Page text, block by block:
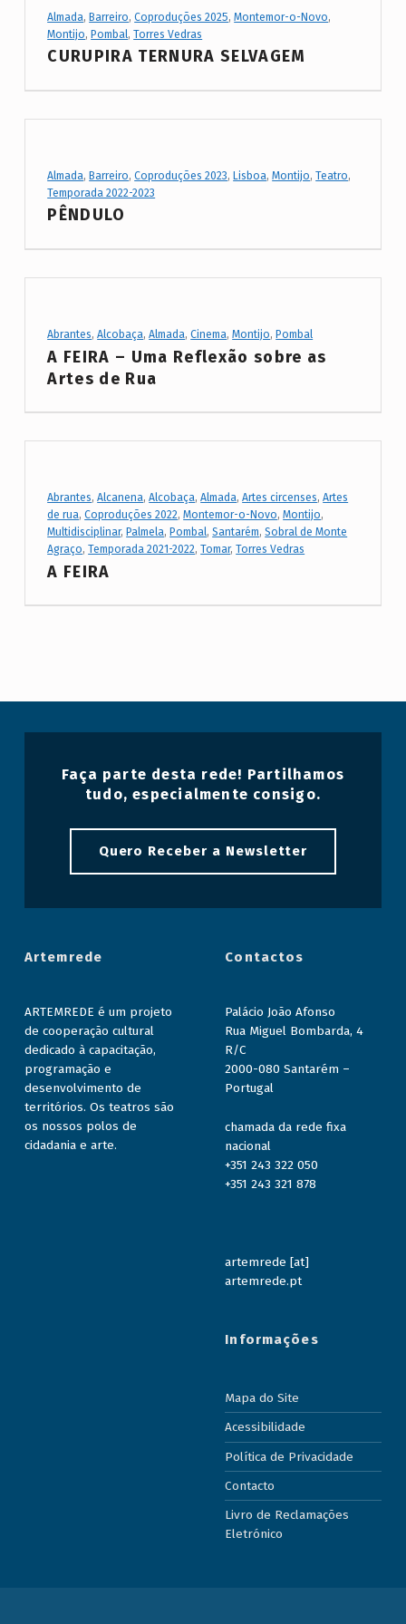
Project Category:
Almada,Barreiro,Coproduções 2025,Montemor-o-Novo,
Montijo,Pombal,Torres Vedras
CURUPIRA TERNURA SELVAGEM
Project Category:
Almada,Barreiro,Coproduções 2023,Lisboa,Montijo,Teatro,
Temporada 2022-2023
PÊNDULO
Project Category:
Abrantes,Alcobaça,Almada,Cinema,Montijo,Pombal
A FEIRA – Uma Reflexão sobre as
Artes de Rua
Project Category:
Abrantes,Alcanena,Alcobaça,Almada,Artes circenses,Artes
de rua,Coproduções 2022,Montemor-o-Novo,Montijo,
Multidisciplinar, Palmela, Pombal,Santarém,Sobral de Monte
Agraço,Temporada 2021-2022,Tomar,Torres Vedras
A FEIRA
Faça parte desta rede! Partilhamos
tudo, especialmente consigo.
Quero Receber a Newsletter
Artemrede
ARTEMREDE é um projeto
de cooperação cultural
dedicado à capacitação,
programação e
desenvolvimento de
territórios. Os teatros são
os nossos polos de
cidadania e arte.
Contactos
Palácio João Afonso
Rua Miguel Bombarda, 4
R/C
2000-080 Santarém –
Portugal
chamada da rede fixa
nacional
+351 243 322 050
+351 243 321 878
artemrede [at]
artemrede.pt
Informações
Mapa do Site
Acessibilidade
Política de Privacidade
Contacto
Livro de Reclamações
Eletrónico